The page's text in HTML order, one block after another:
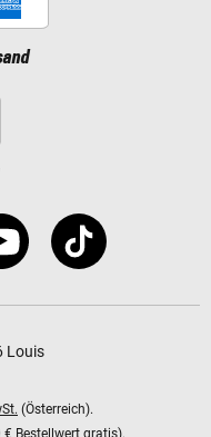
Louis
(Österreich).
Bestellwert gratis).